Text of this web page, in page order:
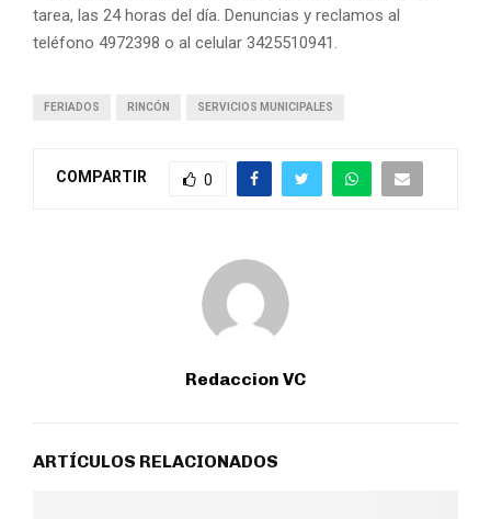
tarea, las 24 horas del día. Denuncias y reclamos al
teléfono 4972398 o al celular 3425510941.
FERIADOS RINCÓN SERVICIOS MUNICIPALES
COMPARTIR 0
Redaccion VC
ARTÍCULOS RELACIONADOS